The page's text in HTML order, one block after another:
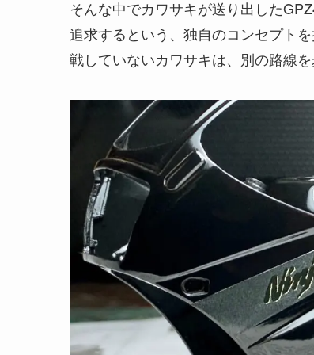
そんな中でカワサキが送り出した
追求するという、独自のコンセプト
戦していないカワサキは、別の路線